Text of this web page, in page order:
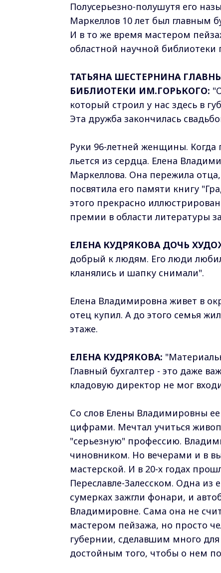
Полусерьезно-полушутя его
Маркеллов 10 лет был главным
И в то же время мастером
областной научной
ТАТЬЯНА ШЕСТЕРНИНА
БИБЛИОТЕКИ ИМ.ГОРЬКОГО:
который строил у нас здесь в
Эта дружба закончилась
Руки 96-летней женщины. Когда
льется из сердца. Елена
Маркеллова. Она пережила
посвятила его памяти книгу
этого прекрасно
премии в области литературы
ЕЛЕНА КУДРЯКОВА ДОЧЬ
добрый к людям. Его люди
кланялись и шапку снимали".
Елена Владимировна живет в
отец купил. А до этого семья
этаже.
ЕЛЕНА КУДРЯКОВА:
Главный бухгалтер - это даже
кладовую директор не мог
Со слов Елены Владимировны
цифрами. Мечтал учиться
"серьезную" профессию.
чиновником. Но вечерами и в
мастерской. И в 20-х годах
Переславле-Залесском. Одна из
сумерках зажгли фонари, и
Владимировне. Сама она не
мастером пейзажа, но просто
губернии, сделавшим много
достойным того, чтобы о нем